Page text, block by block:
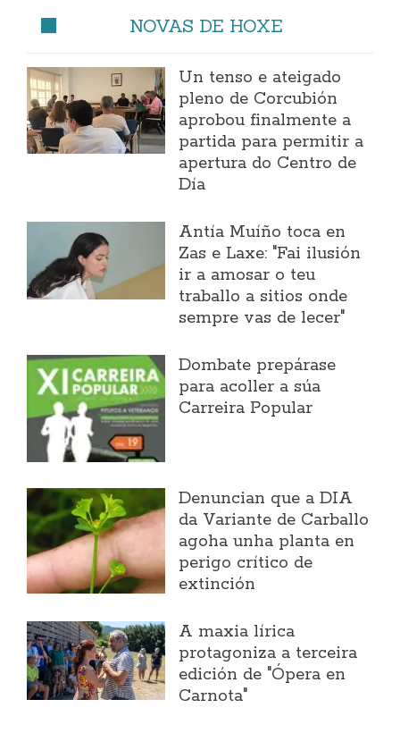
NOVAS DE HOXE
Un tenso e ateigado
pleno de Corcubión
aprobou finalmente a
partida para permitir a
apertura do Centro de
Día
Antía Muíño toca en
Zas e Laxe: "Fai ilusión
ir a amosar o teu
traballo a sitios onde
sempre vas de lecer"
Dombate prepárase
para acoller a súa
Carreira Popular
Denuncian que a DIA
da Variante de Carballo
agoha unha planta en
perigo crítico de
extinción
A maxia lírica
protagoniza a terceira
edición de "Ópera en
Carnota"